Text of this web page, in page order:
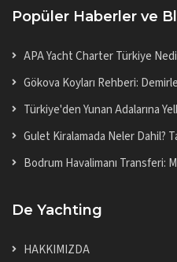
Popüler Haberler ve
APA Yacht Charter Türkiye
Gökova Koyları Rehberi:
Türkiye'den Yunan Adalarına
Gulet Kiralamada Neler Dahil?
Bodrum Havalimanı Transferi:
De Yachting
HAKKIMIZDA